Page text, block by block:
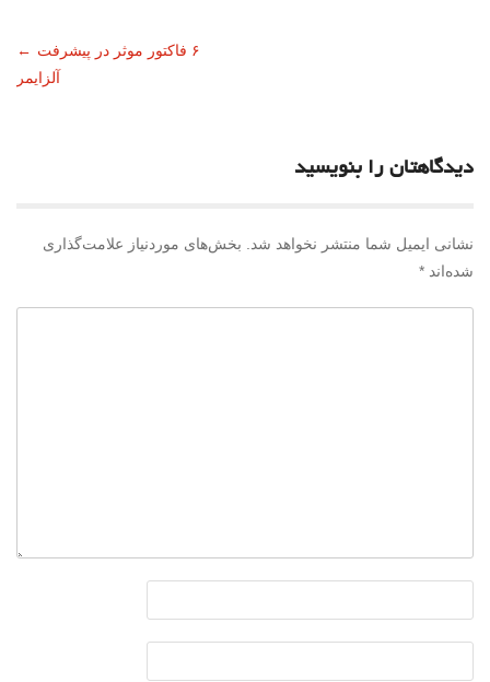
← ۶ فاکتور موثر در پیشرفت
آلزایمر
دیدگاهتان را بنویسید
نشانی ایمیل شما منتشر نخواهد شد.
بخش‌های موردنیاز علامت‌گذاری
شده‌اند *